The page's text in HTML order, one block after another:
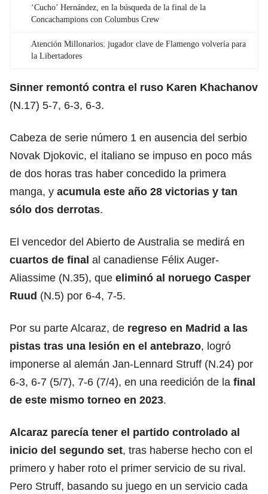
‘Cucho’ Hernández, en la búsqueda de la final de la
Concachampions con Columbus Crew
Atención Millonarios: jugador clave de Flamengo volvería para
la Libertadores
Sinner remontó contra el ruso Karen Khachanov
(N.17) 5-7, 6-3, 6-3.
Cabeza de serie número 1 en ausencia del serbio
Novak Djokovic, el italiano se impuso en poco más
de dos horas tras haber concedido la primera
manga, y acumula este año 28 victorias y tan
sólo dos derrotas.
El vencedor del Abierto de Australia se medirá en
cuartos de final al canadiense Félix Auger-
Aliassime (N.35), que eliminó al noruego Casper
Ruud (N.5) por 6-4, 7-5.
Por su parte Alcaraz, de regreso en Madrid a las
pistas tras una lesión en el antebrazo, logró
imponerse al alemán Jan-Lennard Struff (N.24) por
6-3, 6-7 (5/7), 7-6 (7/4), en una reedición de la final
de este mismo torneo en 2023.
Alcaraz parecía tener el partido controlado al
inicio del segundo set, tras haberse hecho con el
primero y haber roto el primer servicio de su rival.
Pero Struff, basando su juego en un servicio cada